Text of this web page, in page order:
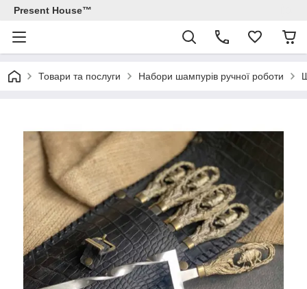
Present House™
Товари та послуги Набори шампурів ручної роботи